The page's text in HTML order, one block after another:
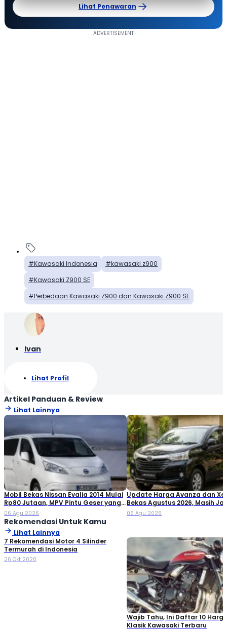
Lihat Penawaran
Kawasaki Indonesia
kawasaki z900
Kawasaki Z900 SE
Perbedaan Kawasaki Z900 dan Kawasaki Z900 SE
Ivan
Lihat Profil
Artikel Panduan & Review
Lihat Lainnya
Mobil Bekas Nissan Evalia 2014 Mulai
Rp80 Jutaan, MPV Pintu Geser yang
Masih Layak Dibeli?
06 Agu 2026
Update Harga Avanza dan
Bekas Agustus 2026, Masih
Keluarga Favorit!
06 Agu 2026
Rekomendasi Untuk Kamu
Lihat Lainnya
7 Rekomendasi Motor 4 Silinder
Termurah di Indonesia
26 Okt 2020
Wajib Tahu, Ini Daftar 10
Klasik Kawasaki Terbaru